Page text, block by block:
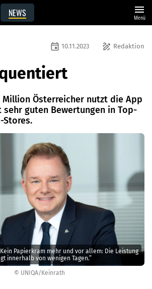
NEWS menu
Menü
© UNIQA/Keinrath
Papierkram mehr und vor allem: Die Leistung
innerhalb von wenigen Tagen.”
draw Redaktion
event 10.11.2023
Million Österreicher nutzt die App
sehr guten Bewertungen in Top-
Stores.